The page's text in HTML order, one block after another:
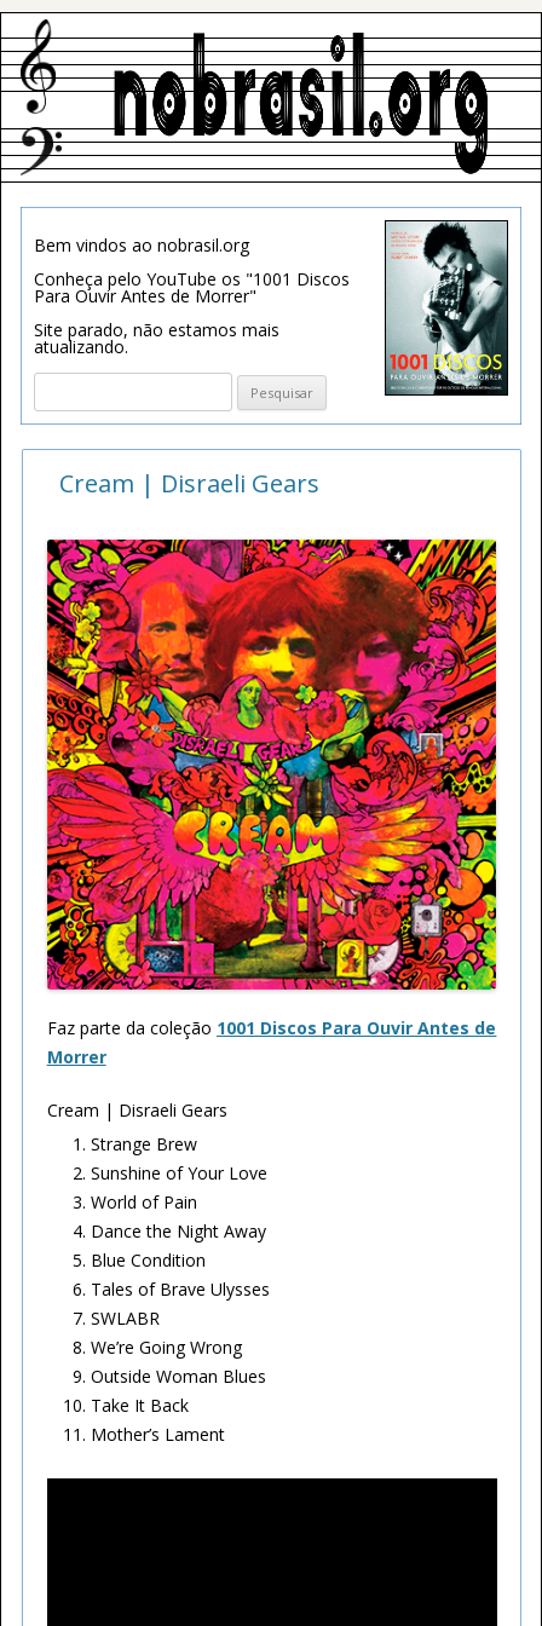
Bem vindos ao nobrasil.org
Conheça pelo YouTube os "1001 Discos
Para Ouvir Antes de Morrer"
Site parado, não estamos mais
atualizando.
Pesquisar
Cream | Disraeli Gears
Faz parte da coleção 1001 Discos Para Ouvir Antes de
Morrer
Cream | Disraeli Gears
Strange Brew
Sunshine of Your Love
World of Pain
Dance the Night Away
Blue Condition
Tales of Brave Ulysses
SWLABR
We’re Going Wrong
Outside Woman Blues
Take It Back
Mother’s Lament